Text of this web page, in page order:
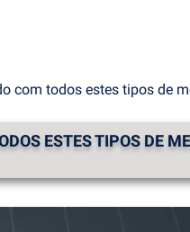
com todos estes tipos de
ESTES TIPOS DE